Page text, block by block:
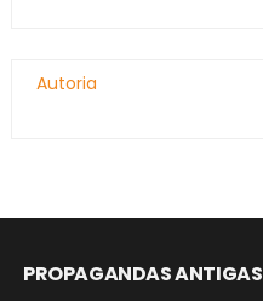
Autoria
PROPAGANDAS ANTIGAS